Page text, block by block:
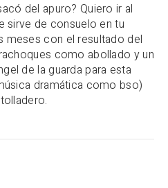
del apuro? Quiero ir al
sirve de consuelo en tu
meses con el resultado del
como abollado y un
de la guarda para esta
dramática como bso)